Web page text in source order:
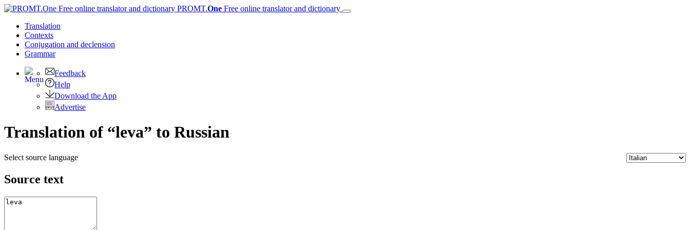
PROMT.One Free online translator and dictionary
Translation
Contexts
Conjugation and declension
Grammar
Feedback
Help
Download the App
Advertise
Translation of “leva” to Russian
Select source language
Source text